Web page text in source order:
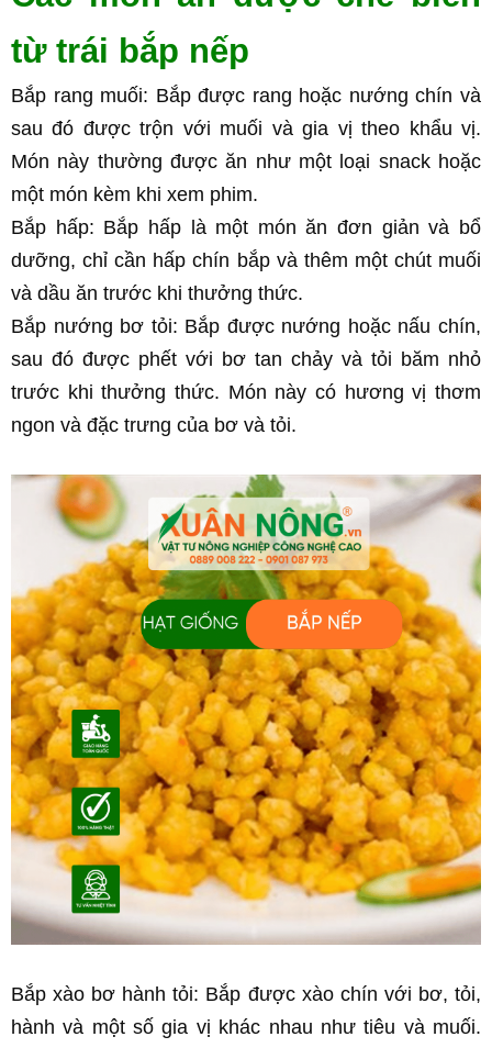
từ trái bắp nếp
Bắp rang muối: Bắp được rang hoặc nướng chín và
sau đó được trộn với muối và gia vị theo khẩu vị.
Món này thường được ăn như một loại snack hoặc
một món kèm khi xem phim.
Bắp hấp: Bắp hấp là một món ăn đơn giản và bổ
dưỡng, chỉ cần hấp chín bắp và thêm một chút muối
và dầu ăn trước khi thưởng thức.
Bắp nướng bơ tỏi: Bắp được nướng hoặc nấu chín,
sau đó được phết với bơ tan chảy và tỏi băm nhỏ
trước khi thưởng thức. Món này có hương vị thơm
ngon và đặc trưng của bơ và tỏi.
Bắp xào bơ hành tỏi: Bắp được xào chín với bơ, tỏi,
hành và một số gia vị khác nhau như tiêu và muối.